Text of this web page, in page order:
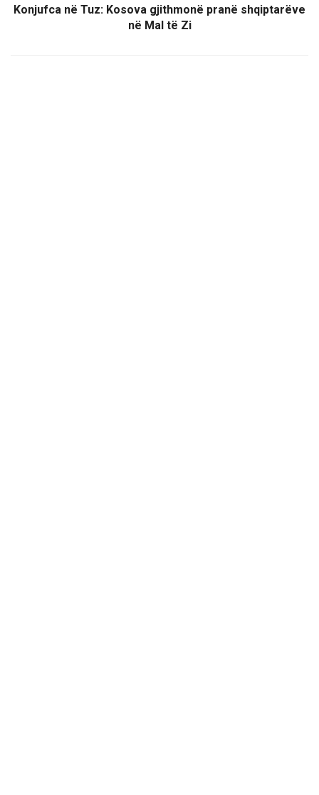
Konjufca në Tuz: Kosova gjithmonë pranë shqiptarëve
në Mal të Zi